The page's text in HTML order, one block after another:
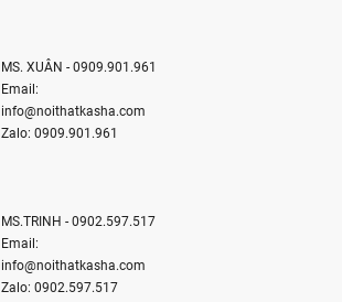
MS. XUÂN - 0909.901.961
Email:
info@noithatkasha.com
Zalo: 0909.901.961
MS.TRINH - 0902.597.517
Email:
info@noithatkasha.com
Zalo: 0902.597.517